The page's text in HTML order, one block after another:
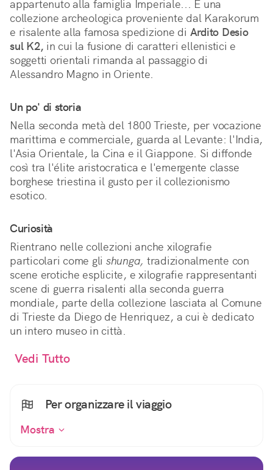
appartenuto alla famiglia Imperiale... E una
collezione archeologica proveniente dal Karakorum
e risalente alla famosa spedizione di Ardito Desio
sul K2, in cui la fusione di caratteri ellenistici e
soggetti orientali rimanda al passaggio di
Alessandro Magno in Oriente.
Un po' di storia
Nella seconda metà del 1800 Trieste, per vocazione
marittima e commerciale, guarda al Levante: l'India,
l'Asia Orientale, la Cina e il Giappone. Si diffonde
così tra l'élite aristocratica e l'emergente classe
borghese triestina il gusto per il collezionismo
esotico.
Curiosità
Rientrano nelle collezioni anche xilografie
particolari come gli shunga, tradizionalmente con
scene erotiche esplicite, e xilografie rappresentanti
scene di guerra risalenti alla seconda guerra
mondiale, parte della collezione lasciata al Comune
di Trieste da Diego de Henriquez, a cui è dedicato
un intero museo in città.
Vedi Tutto
Per organizzare il viaggio
Mostra